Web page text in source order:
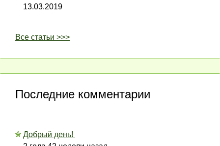
13.03.2019
Все статьи >>>
Последние комментарии
Добрый день!